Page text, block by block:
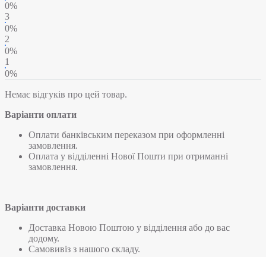
0%
3
0%
2
0%
1
0%
Немає відгуків про цей товар.
Варіанти оплати
Оплати банківським переказом при оформленні
замовлення.
Оплата у відділенні Нової Пошти при отриманні
замовлення.
Варіанти доставки
Доставка Новою Поштою у відділення або до вас
додому.
Самовивіз з нашого складу.